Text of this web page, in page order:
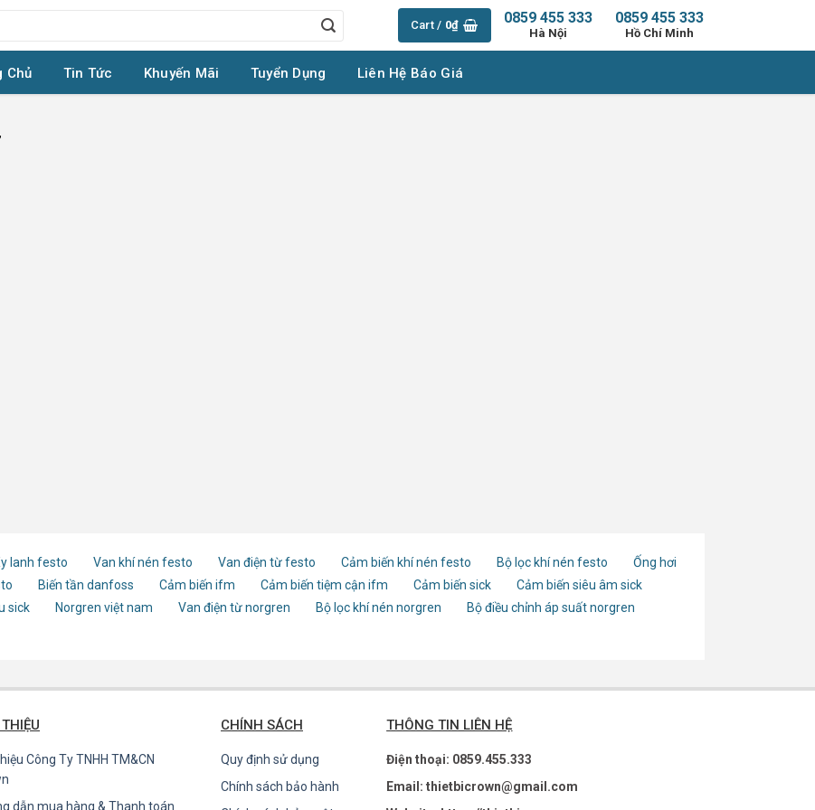
Cart / 0₫ 0859 455 333
Hồ Chí Minh
0859 455 333
Hà Nội
Chủ Tin Tức Khuyến Mãi Tuyển Dụng Liên Hệ Báo Giá
lanh festo Van khí nén festo Van điện từ festo Cảm biến khí nén festo Bộ lọc khí nén festo
Ống hơi
Biến tần danfoss Cảm biến ifm Cảm biến tiệm cận ifm Cảm biến sick
Cảm biến siêu âm sick
sick Norgren việt nam Van điện từ norgren Bộ lọc khí nén norgren
Bộ điều chỉnh áp suất norgren
Công Ty TNHH TM&CN
dẫn mua hàng & Thanh toán
CHÍNH SÁCH
Quy định sử dụng
Chính sách bảo hành
THÔNG TIN LIÊN HỆ
Điện thoại: 0859.455.333
Email: thietbicrown@gmail.com